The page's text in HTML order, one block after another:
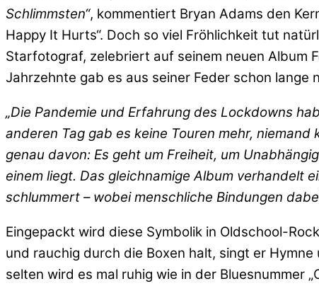
Schlimmsten“, kommentiert Bryan Adams den
Happy It Hurts“. Doch so viel Fröhlichkeit tut
Starfotograf, zelebriert auf seinem neuen Album
Jahrzehnte gab es aus seiner Feder schon lange
„Die Pandemie und Erfahrung des Lockdowns
anderen Tag gab es keine Touren mehr,
genau davon: Es geht um Freiheit, um
einem liegt. Das gleichnamige Album verhandelt
schlummert – wobei menschliche Bindungen
Eingepackt wird diese Symbolik in Oldschool-
und rauchig durch die Boxen halt, singt er
selten wird es mal ruhig wie in der Bluesnummer